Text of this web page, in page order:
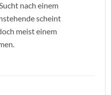
nach einem
scheint
meist einem